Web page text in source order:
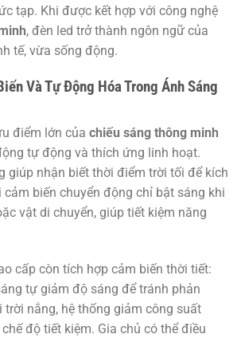
tạp. Khi được kết hợp với công nghệ
, đèn led trở thành ngôn ngữ của
tế, vừa sống động.
Và Tự Động Hóa Trong Ánh Sáng
điểm lớn của chiếu sáng thông minh
tự động và thích ứng linh hoạt.
giúp nhận biết thời điểm trời tối để kích
cảm biến chuyển động chỉ bật sáng khi
vật di chuyển, giúp tiết kiệm năng
cấp còn tích hợp cảm biến thời tiết:
tự giảm độ sáng để tránh phản
trời nắng, hệ thống giảm công suất
độ tiết kiệm. Gia chủ có thể điều